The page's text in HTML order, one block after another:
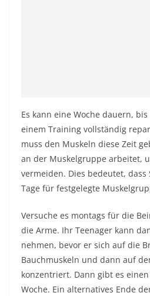
Es kann eine Woche dauern,
einem Training vollständig
muss den Muskeln diese Zeit
an der Muskelgruppe arbeitet,
vermeiden. Dies bedeutet, dass
Tage für festgelegte
Versuche es montags für die
die Arme. Ihr Teenager kann
nehmen, bevor er sich auf die
Bauchmuskeln und dann auf
konzentriert. Dann gibt es
Woche. Ein alternatives Ende